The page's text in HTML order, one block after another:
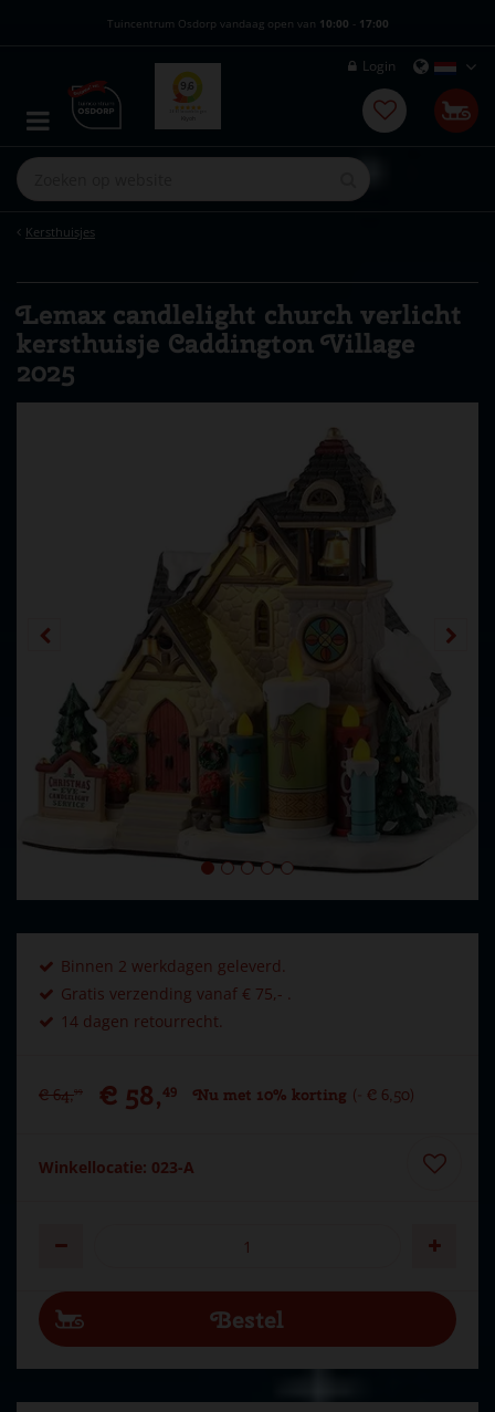
Kersthuisjes
Tuincentrum Osdorp vandaag open van 10:00 - 17:00
Login
Lemax candlelight church verlicht
kersthuisje Caddington Village
2025
Binnen 2 werkdagen geleverd.
Gratis verzending vanaf € 75,- .
14 dagen retourrecht.
€ 64,99 € 58,49 Nu met 10% korting € 6,50
Winkellocatie: 023-A